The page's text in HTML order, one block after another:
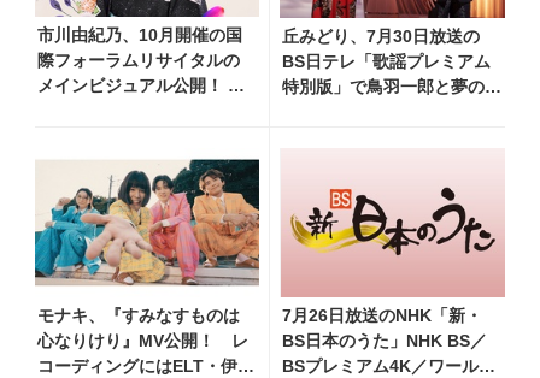
市川由紀乃、10月開催の国
際フォーラムリサイタルの
メインビジュアル公開！
間限定フルサイズ公開
丘みどり、7月30日放送の
BS日テレ「歌謡プレミアム
特別版」で鳥羽一郎と夢のデ
モナキ、『すみなすものは
心なりけり』MV公開！ レ
コーディングにはELT・伊藤
7月26日放送のNHK「新・
BS日本のうた」NHK BS／
BSプレミアム4K／ワール